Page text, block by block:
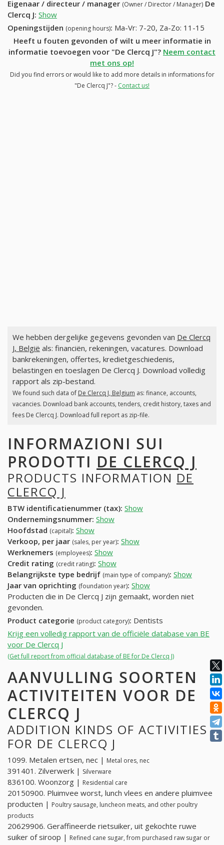
Eigenaar / directeur / manager (Owner / Director / Manager) De
Clercq J: Show
Openingstijden (opening hours): Ma-Vr: 7-20, Za-Zo: 11-15
Heeft u fouten gevonden of wilt u meer informatie in
informatie toevoegen voor "De Clercq J"? Neem contact
met ons op!
Did you find errors or would like to add more details in informations for
"De Clercq J"? - Contact us!
We hebben dergelijke gegevens gevonden van De Clercq
J, België als: financiën, rekeningen, vacatures. Download
bankrekeningen, offertes, kredietgeschiedenis,
belastingen en toeslagen De Clercq J. Download volledig
rapport als zip-bestand.
We found such data of De Clercq J, Belgium as: finance, accounts,
vacancies. Download bank accounts, tenders, credit history, taxes and
fees De Clercq J. Download full report as zip-file.
INFORMAZIONI SUI
PRODOTTI DE CLERCQ J
PRODUCTS INFORMATION DE
CLERCQ J
BTW identificatienummer (tax): Show
Ondernemingsnummer: Show
Hoofdstad (capital): Show
Verkoop, per jaar (sales, per year): Show
Werknemers (employees): Show
Credit rating (credit rating): Show
Belangrijkste type bedrijf (main type of company): Show
Jaar van oprichting (foundation year): Show
Producten die in De Clercq J zijn gemaakt, worden niet
gevonden.
Product categorie (product category): Dentists
Krijg een volledig rapport van de officiële database van BE
voor De Clercq J
(Get full report from official database of BE for De Clercq J)
AANVULLING SOORTEN
ACTIVITEITEN VOOR DE
CLERCQ J
ADDITION KINDS OF ACTIVITIES
FOR DE CLERCQ J
1099. Metalen ertsen, nec | Metal ores, nec
391401. Zilverwerk | Silverware
836100. Woonzorg | Residential care
20150900. Pluimvee worst, lunch vlees en andere pluimvee
producten | Poultry sausage, luncheon meats, and other poultry
products
20629906. Geraffineerde rietsuiker, uit gekochte ruwe
suiker of siroop | Refined cane sugar, from purchased raw sugar or